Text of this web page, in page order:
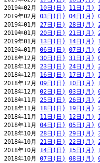
2019年02月 10日(日) 11日(月)
2019年02月 03日(日) 04日(月)
2019年01月 27日(日) 28日(月)
2019年01月 20日(日) 21日(月)
2019年01月 13日(日) 14日(月)
2019年01月 06日(日) 07日(月)
2018年12月 30日(日) 31日(月)
2018年12月 23日(日) 24日(月)
2018年12月 16日(日) 17日(月)
2018年12月 09日(日) 10日(月)
2018年12月 02日(日) 03日(月)
2018年11月 25日(日) 26日(月)
2018年11月 18日(日) 19日(月)
2018年11月 11日(日) 12日(月)
2018年11月 04日(日) 05日(月)
2018年10月 28日(日) 29日(月)
2018年10月 21日(日) 22日(月)
2018年10月 14日(日) 15日(月)
2018年10月 07日(日) 08日(月)